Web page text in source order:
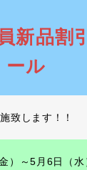
新品割
ール
致します！！
）～5月6日（水